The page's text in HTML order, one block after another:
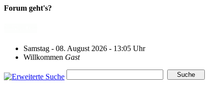
Forum geht's?
Samstag - 08. August 2026 - 13:05 Uhr
Willkommen Gast